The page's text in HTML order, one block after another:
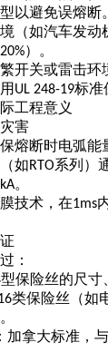
以避免误熔断。
境（如汽车发
20%）。
繁开关或雷击环
UL 248-19标准
工程意义
害
熔断时电弧能
（如RTO系列）
。
技术，在1ms
：
型保险丝的尺寸
类保险丝（如
：加拿大标准，与